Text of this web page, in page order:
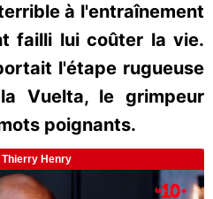
à l'entraînement
failli lui coûter la vie.
l'étape rugueuse
Vuelta, le grimpeur
poignants.